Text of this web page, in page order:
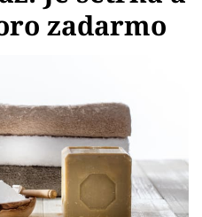
zadarmo